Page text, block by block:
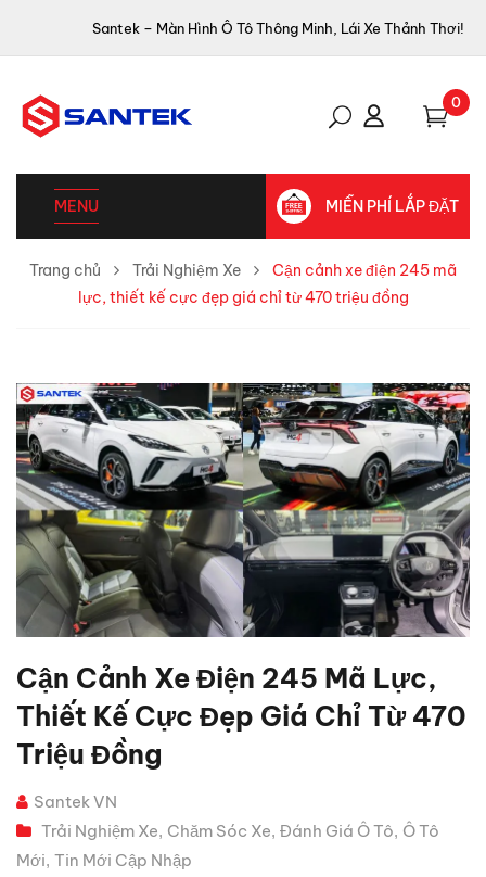
Santek – Màn Hình Ô Tô Thông Minh, Lái Xe Thảnh Thơi!
0
MENU MIỄN PHÍ LẮP ĐẶT
Trang chủ Trải Nghiệm Xe
Cận cảnh xe điện 245 mã
lực, thiết kế cực đẹp giá chỉ từ 470 triệu đồng
Cận Cảnh Xe Điện 245 Mã Lực,
Thiết Kế Cực Đẹp Giá Chỉ Từ 470
Triệu Đồng
Santek VN
Trải Nghiệm Xe, Chăm Sóc Xe, Đánh Giá Ô Tô, Ô Tô
Mới, Tin Mới Cập Nhập